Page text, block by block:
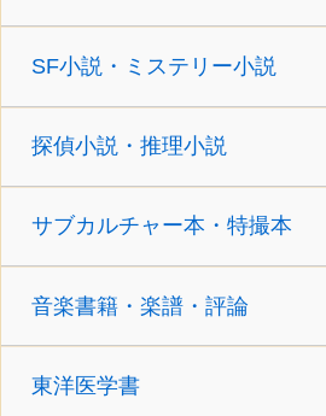
SF小説・ミステリー小説
探偵小説・推理小説
サブカルチャー本・特撮本
音楽書籍・楽譜・評論
東洋医学書